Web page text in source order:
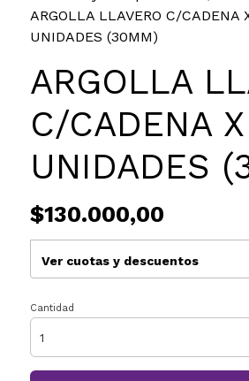
ARGOLLA LLAVERO C/CADENA
UNIDADES (30MM)
ARGOLLA
C/CADENA
UNIDADES
$130.000,00
Ver cuotas y descuentos
Cantidad